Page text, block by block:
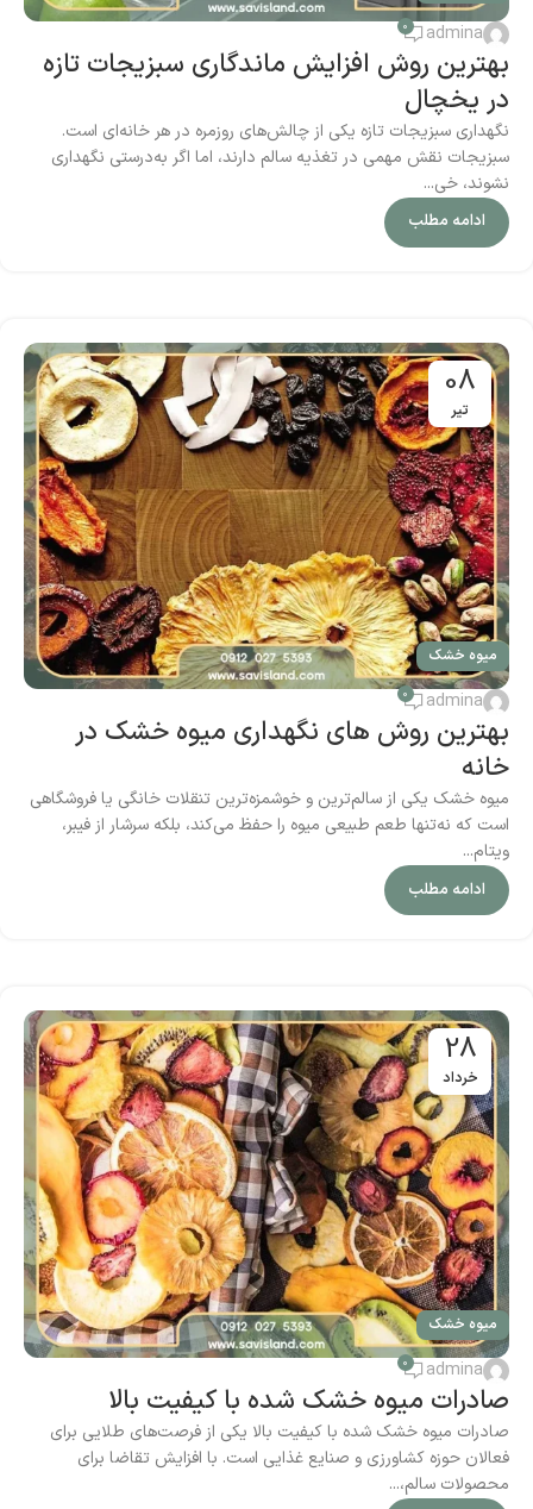
admina
0
بهترین روش‌ افزایش ماندگاری سبزیجات تازه
در یخچال
نگهداری سبزیجات تازه یکی از چالش‌های روزمره در هر خانه‌ای است.
سبزیجات نقش مهمی در تغذیه سالم دارند، اما اگر به‌درستی نگهداری
نشوند، خی...
ادامه مطلب
08
تیر
میوه خشک
admina
0
بهترین روش‌ های نگهداری میوه خشک در
خانه
میوه خشک یکی از سالم‌ترین و خوشمزه‌ترین تنقلات خانگی یا فروشگاهی
است که نه‌تنها طعم طبیعی میوه را حفظ می‌کند، بلکه سرشار از فیبر،
ویتام...
ادامه مطلب
28
خرداد
میوه خشک
admina
0
صادرات میوه‌ خشک شده با کیفیت بالا
صادرات میوه‌ خشک شده با کیفیت بالا یکی از فرصت‌های طلایی برای
فعالان حوزه کشاورزی و صنایع غذایی است. با افزایش تقاضا برای
محصولات سالم،...